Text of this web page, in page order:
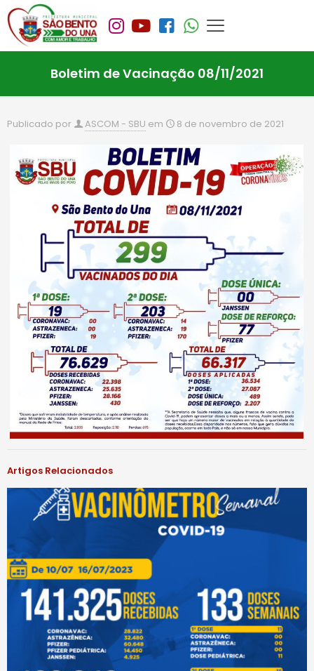
Boletim de Vacinação 08/11/2021
Publicado por ASCOM - SBU em 8 de novembro de 2021
Artigos Relacionados